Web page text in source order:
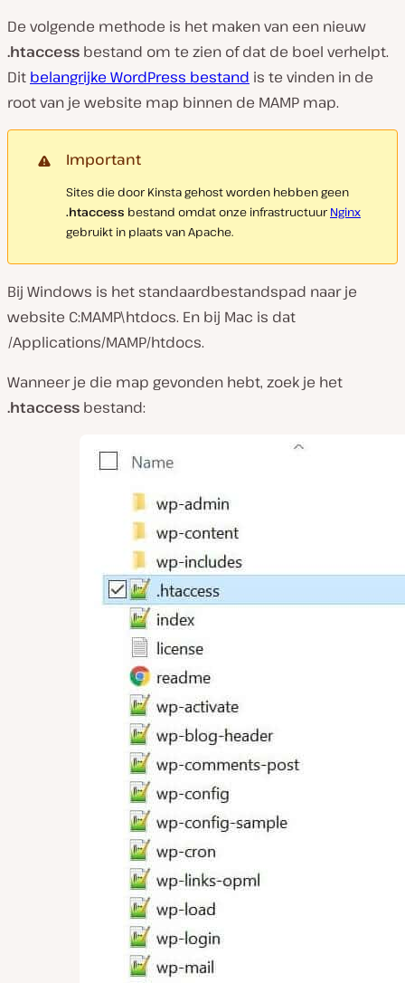
De volgende methode is het maken van een nieuw
.htaccess bestand om te zien of dat de boel verhelpt.
Dit belangrijke WordPress bestand is te vinden in de
root van je website map binnen de MAMP map.
Important
Sites die door Kinsta gehost worden hebben geen
.htaccess bestand omdat onze infrastructuur Nginx
gebruikt in plaats van Apache.
Bij Windows is het standaardbestandspad naar je
website C:MAMP\htdocs. En bij Mac is dat
/Applications/MAMP/htdocs.
Wanneer je die map gevonden hebt, zoek je het
.htaccess bestand: